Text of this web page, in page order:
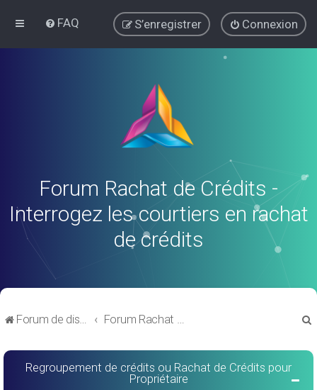
FAQ Connexion
S’enregistrer
Forum Rachat de Crédits -
Interrogez les courtiers en rachat
de crédits
Forum de discussions sur le Regroupement de Crédits et le Rachat de Crédits Forum Rachat de Crédits
Regroupement de crédits ou Rachat de Crédits pour
Propriétaire